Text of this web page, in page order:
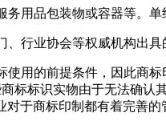
用品包装物或容器等。
、行业协会等权威机构出
使用的前提条件，因此商
标标识实物由于无法确
对于商标印制都有着完善